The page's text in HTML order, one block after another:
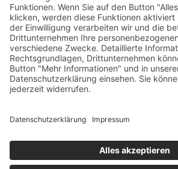
Laufmeter *(63,00 € / lfm):
In den Warenkorb
Für später merken